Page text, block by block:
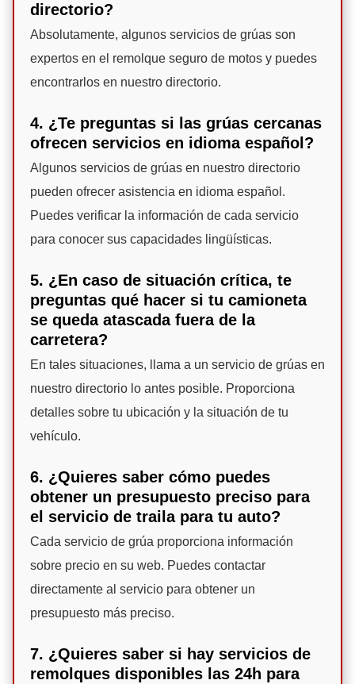
directorio?
Absolutamente, algunos servicios de grúas son
expertos en el remolque seguro de motos y puedes
encontrarlos en nuestro directorio.
4. ¿Te preguntas si las grúas cercanas
ofrecen servicios en idioma español?
Algunos servicios de grúas en nuestro directorio
pueden ofrecer asistencia en idioma español.
Puedes verificar la información de cada servicio
para conocer sus capacidades lingüísticas.
5. ¿En caso de situación crítica, te
preguntas qué hacer si tu camioneta
se queda atascada fuera de la
carretera?
En tales situaciones, llama a un servicio de grúas en
nuestro directorio lo antes posible. Proporciona
detalles sobre tu ubicación y la situación de tu
vehículo.
6. ¿Quieres saber cómo puedes
obtener un presupuesto preciso para
el servicio de traila para tu auto?
Cada servicio de grúa proporciona información
sobre precio en su web. Puedes contactar
directamente al servicio para obtener un
presupuesto más preciso.
7. ¿Quieres saber si hay servicios de
remolques disponibles las 24h para